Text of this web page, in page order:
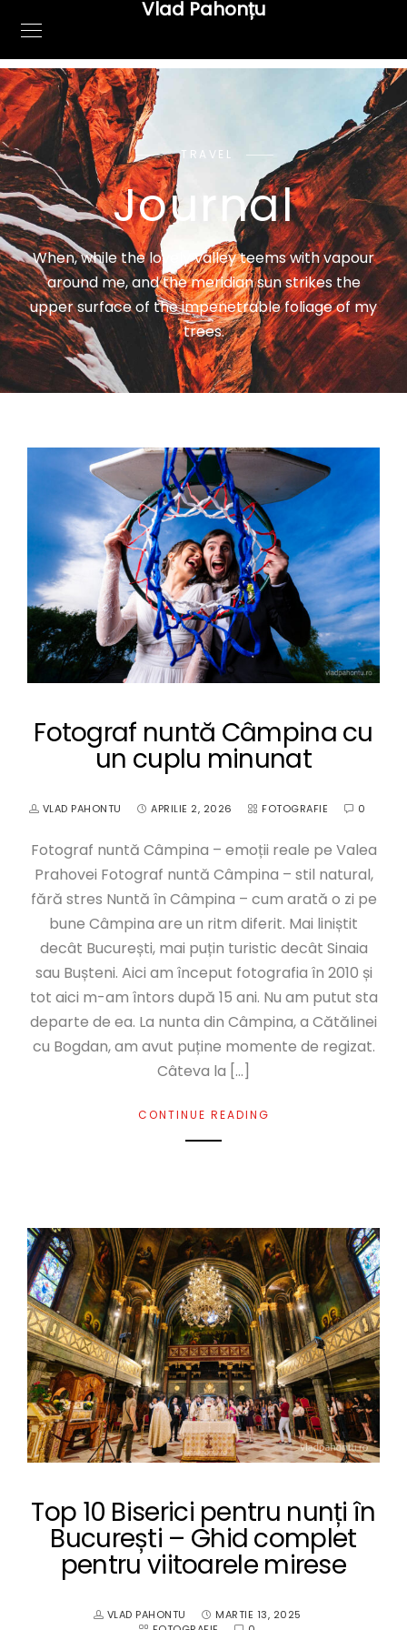
Vlad Pahonțu
TRAVEL
Journal
When, while the lovely valley teems with vapour
around me, and the meridian sun strikes the
upper surface of the impenetrable foliage of my
trees.
Fotograf nuntă Câmpina cu
un cuplu minunat
VLAD PAHONTU APRILIE 2, 2026 FOTOGRAFIE 0
Fotograf nuntă Câmpina – emoții reale pe Valea
Prahovei Fotograf nuntă Câmpina – stil natural,
fără stres Nuntă în Câmpina – cum arată o zi pe
bune Câmpina are un ritm diferit. Mai liniștit
decât București, mai puțin turistic decât Sinaia
sau Bușteni. Aici am început fotografia în 2010 și
tot aici m-am întors după 15 ani. Nu am putut sta
departe de ea. La nunta din Câmpina, a Cătălinei
cu Bogdan, am avut puține momente de regizat.
Câteva la […]
CONTINUE READING
Top 10 Biserici pentru nunți în
București – Ghid complet
pentru viitoarele mirese
VLAD PAHONTU
MARTIE 13, 2025